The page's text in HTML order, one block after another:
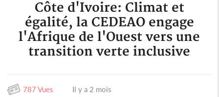
Côte d'Ivoire: Climat et
égalité, la CEDEAO engage
l'Afrique de l'Ouest vers une
transition verte inclusive
787 Vues Il y a 2 mois